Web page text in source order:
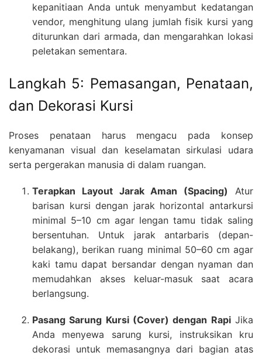
kepanitiaan Anda untuk menyambut kedatangan
vendor, menghitung ulang jumlah fisik kursi yang
diturunkan dari armada, dan mengarahkan lokasi
peletakan sementara.
Langkah 5: Pemasangan, Penataan,
dan Dekorasi Kursi
Proses penataan harus mengacu pada konsep
kenyamanan visual dan keselamatan sirkulasi udara
serta pergerakan manusia di dalam ruangan.
Terapkan Layout Jarak Aman (Spacing)
Atur
barisan kursi dengan jarak horizontal antarkursi
minimal 5–10 cm agar lengan tamu tidak saling
bersentuhan. Untuk jarak antarbaris (depan-
belakang), berikan ruang minimal 50–60 cm agar
kaki tamu dapat bersandar dengan nyaman dan
memudahkan akses keluar-masuk saat acara
berlangsung.
Pasang Sarung Kursi (Cover) dengan RapiJika
Anda menyewa sarung kursi, instruksikan kru
dekorasi untuk memasangnya dari bagian atas